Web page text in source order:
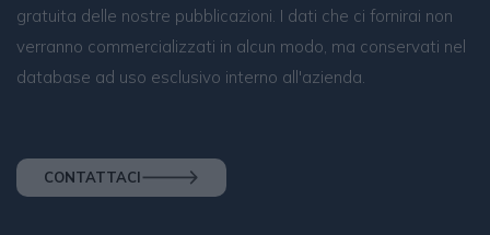
gratuita delle nostre pubblicazioni. I dati che ci fornirai non
verranno commercializzati in alcun modo, ma conservati nel
database ad uso esclusivo interno all'azienda.
CONTATTACI